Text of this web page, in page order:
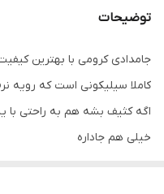
توضیحات
جامدادی کرومی با بهترین
کاملا سیلیکونی است که رویه
اگه کثیف بشه هم به راحتی
خیلی هم جاداره